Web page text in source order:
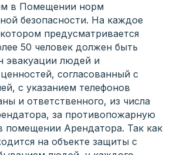
в Помещении норм
безопасности. На каждое
предусматривается
50 человек должен быть
эвакуации людей и
согласованный с
с указанием телефонов
и ответственного, из числа
за противопожарную
помещении Арендатора. Так как
на объекте защиты с